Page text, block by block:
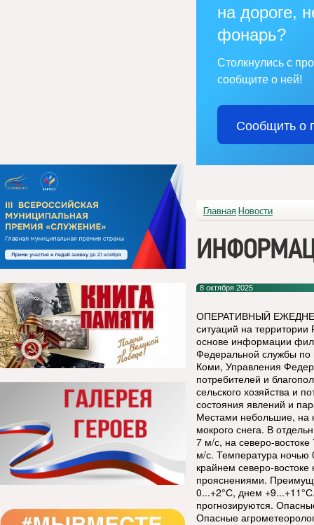
на дороге,
фонарь?
Столкнулись с
сообщите о ней!
Сообщить о
Главная Новости
8 октября 2025
ОПЕРАТИВНЫЙ
ситуаций на территории
основе информации
Федеральной службы по
Коми, Управления
потребителей и
сельского хозяйства и
состояния явлений и
Местами небольшие, на
мокрого снега. В
7 м/с, на северо-
м/с. Температура
крайнем северо-
прояснениями.
0...+2°С, днем
прогнозируются.
Опасные